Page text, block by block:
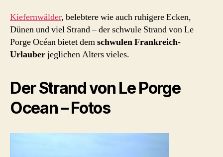
Kiefernwälder, belebtere wie auch ruhigere Ecken,
Dünen und viel Strand – der schwule Strand von Le
Porge Océan bietet demschwulen Frankreich-
Urlauberjeglichen Alters vieles.
Der Strand von Le Porge
Ocean – Fotos